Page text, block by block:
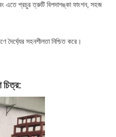
এতে প্রচুর ত্রুটি বিপদাশঙ্কা ফাংশন, সহজ
দৈর্ঘ্যের সহনশীলতা নিশ্চিত করে।
চিত্র: